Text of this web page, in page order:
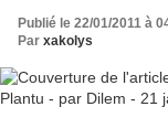
Publié le 22/01/2011 à
Par xakolys